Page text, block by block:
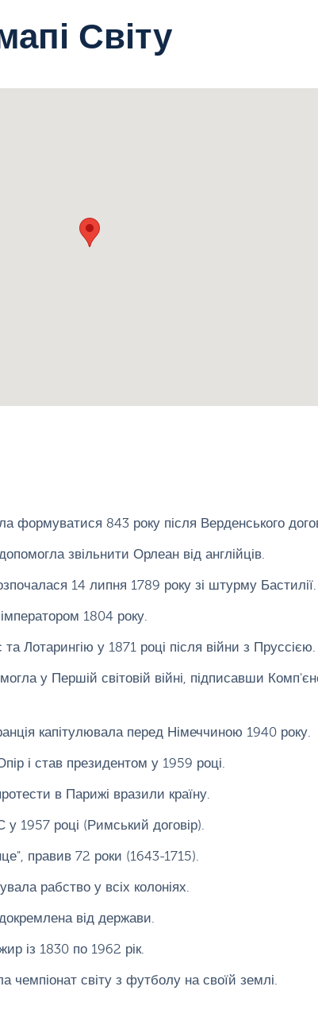
Світу
формуватися 843 року після Верденського
звільнити Орлеан від англійців.
14 липня 1789 року зі штурму Бастилії.
1804 року.
Лотарингію у 1871 році після війни з Пруссією.
у Першій світовій війні, підписавши
капітулювала перед Німеччиною 1940 року.
і став президентом у 1959 році.
в Парижі вразили країну.
1957 році (Римський договір).
правив 72 роки (1643-1715).
рабство у всіх колоніях.
від держави.
із 1830 по 1962 рік.
чемпіонат світу з футболу на своїй землі.